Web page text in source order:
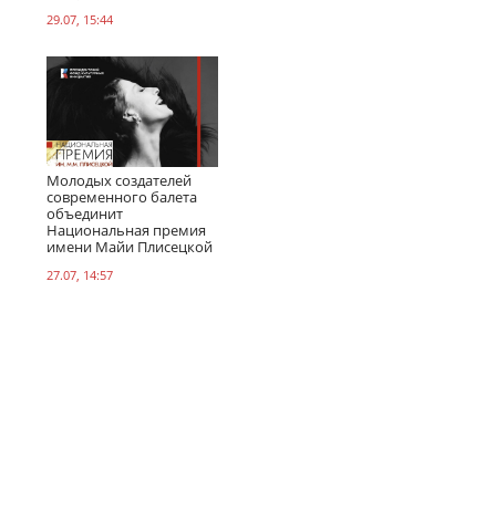
29.07, 15:44
Молодых создателей
современного балета
объединит
Национальная премия
имени Майи Плисецкой
27.07, 14:57